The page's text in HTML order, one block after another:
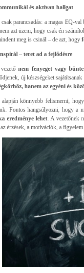
és aktívan hallgat
csak parancsadás: a magas EQ-
azt üzeni, hogy csak én
meg is csinál – de azt, hogy
– teret ad a fejlődésre
vezetőnem fenyeget vagy
új készségeket
hanem az egyéni és
könnyebb felismerni,
Fontos hangsúlyozni, hogy a
eredménye lehet. A vezetőnek
érzések, a motivációk, a